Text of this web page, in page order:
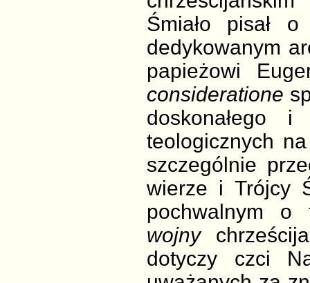
Śmiało pisał
dedykowanym
papieżowi
consideratione
doskonałego
teologicznych
szczególnie
wierze i Trójcy
pochwalnym o
wojny
dotyczy czci